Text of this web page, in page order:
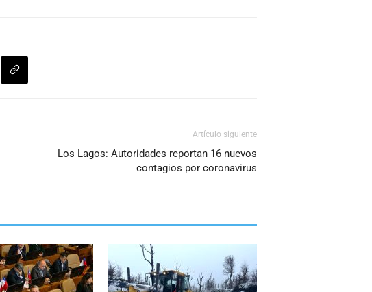
Artículo siguiente
Los Lagos: Autoridades reportan 16 nuevos
contagios por coronavirus